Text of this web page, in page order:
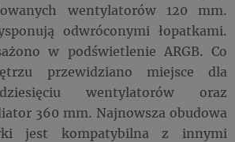
wentylatorów 120 mm.
odwróconymi łopatkami.
w podświetlenie ARGB. Co
przewidziano miejsce dla
wentylatorów oraz
360 mm. Najnowsza obudowa
jest kompatybilna z innymi